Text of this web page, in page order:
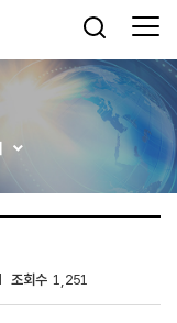
조회수 1,251